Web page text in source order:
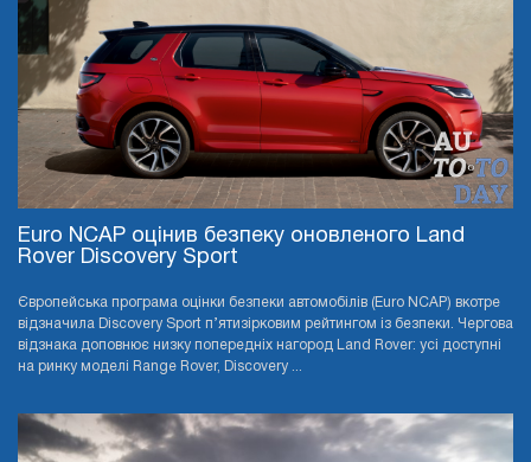
Euro NCAP оцінив безпеку оновленого Land
Rover Discovery Sport
Європейська програма оцінки безпеки автомобілів (Euro NCAP) вкотре
відзначила Discovery Sport п’ятизірковим рейтингом із безпеки. Чергова
відзнака доповнює низку попередніх нагород Land Rover: усі доступні
на ринку моделі Range Rover, Discovery ...